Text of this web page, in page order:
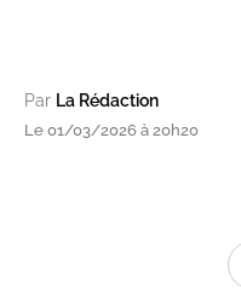
Par La Rédaction
Le 01/03/2026 à 20h20